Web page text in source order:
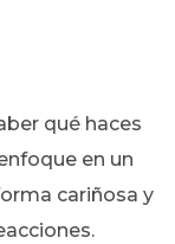
qué haces
en un
cariñosa y